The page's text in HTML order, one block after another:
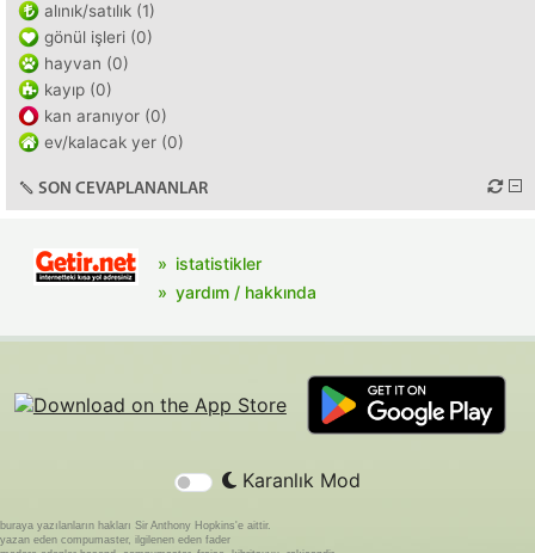
alınık/satılık (1)
gönül işleri (0)
hayvan (0)
kayıp (0)
kan aranıyor (0)
ev/kalacak yer (0)
SON CEVAPLANANLAR
istatistikler
yardım / hakkında
Karanlık Mod
buraya yazılanların hakları Sir Anthony Hopkins'e aittir.
yazan eden compumaster, ilgilenen eden fader